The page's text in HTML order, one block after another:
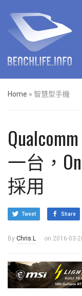
Home » 智慧型手機
一台，
採用
Tweet Share
By Chris.L on 2016-03-